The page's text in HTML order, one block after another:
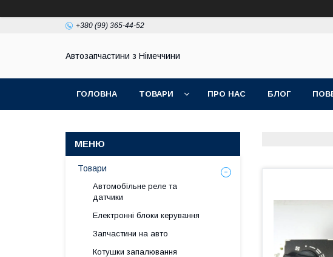
+380 (99) 365-44-52
Автозапчастини з Німеччини
ГОЛОВНА ТОВАРИ ПРО НАС БЛОГ
Товари
Автомобільне реле та
датчики
Електронні блоки керування
Запчастини на авто
Котушки запалювання